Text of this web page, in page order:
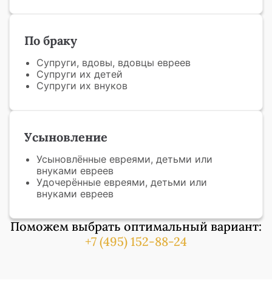
По браку
Супруги, вдовы, вдовцы евреев
Супруги их детей
Супруги их внуков
Усыновление
Усыновлённые евреями, детьми или
внуками евреев
Удочерённые евреями, детьми или
внуками евреев
Поможем выбрать оптимальный вариант:
+7 (495) 152-88-24